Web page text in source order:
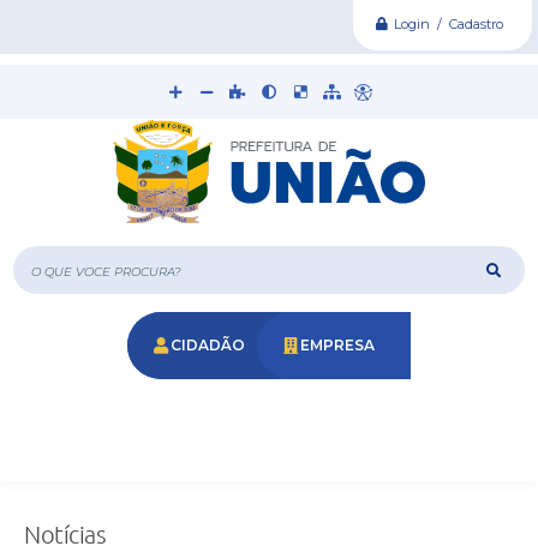
Login / Cadastro
O que voce procura?
CIDADÃO EMPRESA
Notícias